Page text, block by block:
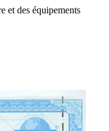
et des équipements